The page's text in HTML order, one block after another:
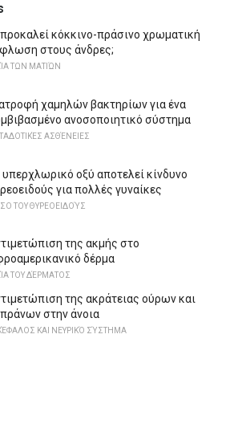
προκαλεί κόκκινο-πράσινο χρωματική
στους άνδρες;
ΤΩΝ ΜΑΤΙΏΝ
χαμηλών βακτηρίων για ένα
ανοσοποιητικό σύστημα
ΑΣΘΈΝΕΙΕΣ
υπερχλωρικό οξύ αποτελεί κίνδυνο
για πολλές γυναίκες
ΤΟΥ ΘΥΡΕΟΕΙΔΟΎΣ
της ακμής στο
δέρμα
ΤΟΥ ΔΈΡΜΑΤΟΣ
της ακράτειας ούρων και
στην άνοια
ΚΑΙ ΝΕΥΡΙΚΌ ΣΎΣΤΗΜΑ